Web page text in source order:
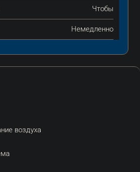
Чтобы
Немедленно
воздуха